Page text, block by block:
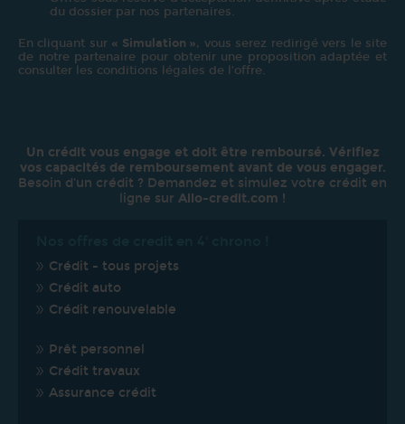
du dossier par nos partenaires.
En cliquant sur « Simulation », vous serez redirigé vers le site
de notre partenaire pour obtenir une proposition adaptée et
consulter les conditions légales de l’offre.
Un crédit vous engage et doit être remboursé. Vérifiez
vos capacités de remboursement avant de vous engager.
Besoin d'un crédit ? Demandez et simulez votre crédit en
ligne sur Allo-credit.com !
Crédit - tous projets
Crédit auto
Crédit renouvelable
Prêt personnel
Crédit travaux
Assurance crédit